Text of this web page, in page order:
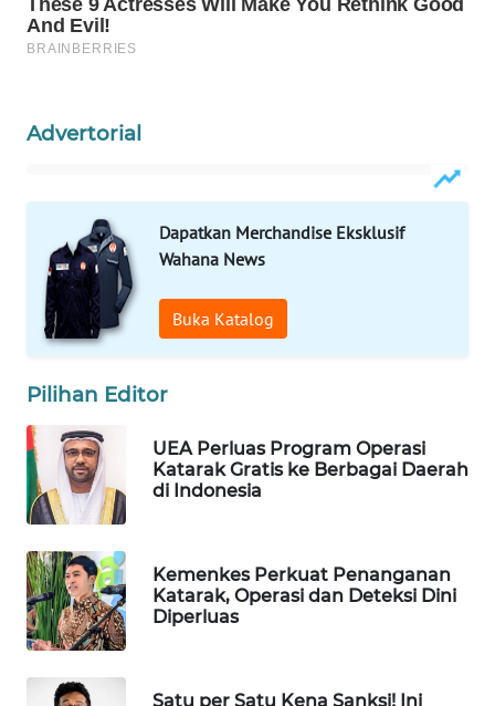
Advertorial
Dapatkan Merchandise Eksklusif
Wahana News
Buka Katalog
Pilihan Editor
UEA Perluas Program Operasi
Katarak Gratis ke Berbagai Daerah
di Indonesia
Kemenkes Perkuat Penanganan
Katarak, Operasi dan Deteksi Dini
Diperluas
Satu per Satu Kena Sanksi! Ini
PERSONA
WAHANA
DESA
WISATA
LAPAK
WAHANA
Wahana
Network
KONSUMEN
LISTRIK
MASYARAKAT
KELISTRIKAN
ID